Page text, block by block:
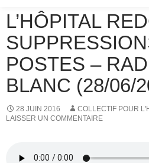
L’HÔPITAL
POSTES –
BLANC (28/06/
28 JUIN 2016
COLLECTIF POUR
LAISSER UN COMMENTAIRE